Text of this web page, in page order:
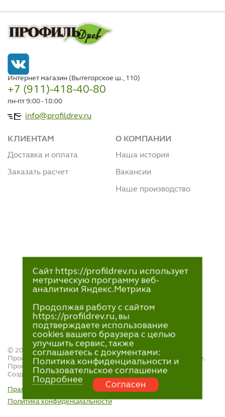
Интернет магазин (Вытегорское ш., 110)
+7 (911)-418-40-80
пн-пт 9:00 - 18:00
info@profildrev.ru
КЛИЕНТАМ
Доставка и оплата
Заказать расчет
О КОМПАНИИ
Наша история
Вакансии
Наше производство
© 2021—2023
Производство и продажа пиломатериалов в Петрозаводске.
ПрофильДрев.
Создание и поддержка сайта — «Артлекс»
Правила обработки персональных данных
Политика конфиденциальности
Сайт https://profildrev.ru использует
метрическую программу веб-
аналитики Яндекс.Метрика
Продолжая работу с сайтом
https://profildrev.ru, вы
подтверждаете использование
cookies вашего браузера с целью
улучшить сервис, также
соглашаетесь с документами:
Политика конфиденциальности и
Пользовательское соглашение
Подробнее
Согласен